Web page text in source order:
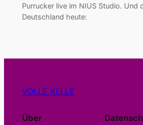
Purrucker live im NIUS Studio. Und
Deutschland heute:
VOLLE KELLE
Über